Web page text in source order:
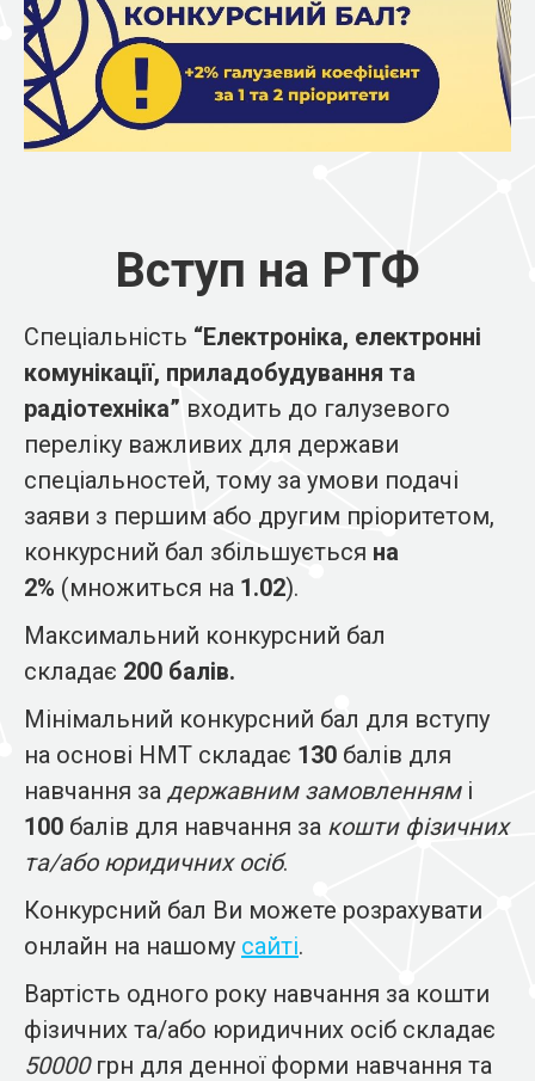
Вступ на РТФ
Спеціальність “Електроніка, електронні
комунікації, приладобудування та
радіотехніка” входить до галузевого
переліку важливих для держави
спеціальностей, тому за умови подачі
заяви з першим або другим пріоритетом,
конкурсний бал збільшується на
2% (множиться на 1.02).
Максимальний конкурсний бал
складає 200 балів.
Мінімальний конкурсний бал для вступу
на основі НМТ складає 130 балів для
навчання за державним замовленнямі
100 балів для навчання за кошти фізичних
та/або юридичних осіб.
Конкурсний бал Ви можете розрахувати
онлайн на нашому сайті.
Вартість одного року навчання за кошти
фізичних та/або юридичних осіб складає
50000грн для денної форми навчання та